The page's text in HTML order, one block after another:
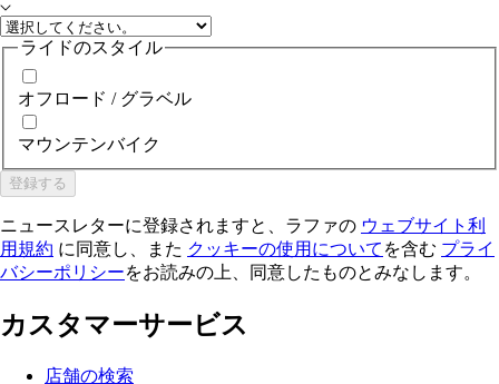
ライドのスタイル
オフロード / グラベル
マウンテンバイク
登録する
ニュースレターに登録されますと、ラファの ウェブサイト利
用規約 に同意し、また クッキーの使用について を含む プライ
バシーポリシーをお読みの上、同意したものとみなします。
カスタマーサービス
店舗の検索